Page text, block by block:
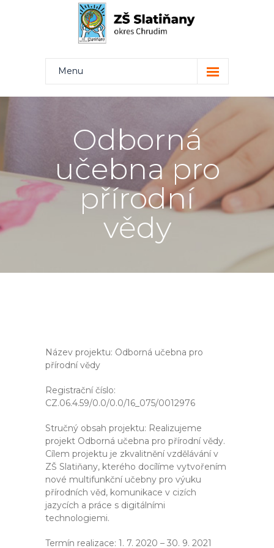
Menu
Kdo jsme
Rodiče
Žáci
Učitelé
Odborná
učebna pro
přírodní
vědy
Název projektu: Odborná učebna pro
přírodní vědy
Registrační číslo:
CZ.06.4.59/0.0/0.0/16_075/0012976
Stručný obsah projektu: Realizujeme
projekt Odborná učebna pro přírodní vědy.
Cílem projektu je zkvalitnění vzdělávání v
ZŠ Slatiňany, kterého docílíme vytvořením
nové multifunkční učebny pro výuku
přírodních věd, komunikace v cizích
jazycích a práce s digitálními
technologiemi.
Termín realizace: 1. 7. 2020 – 30. 9. 2021